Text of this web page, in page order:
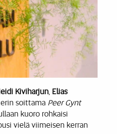
Kiviharjun Elias
soittama Peer Gynt
kuoro rohkaisi
vielä viimeisen kerran